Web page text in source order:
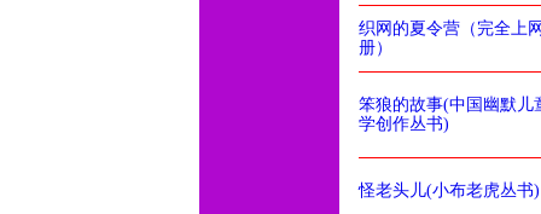
织网的夏令营（完全上
册）
笨狼的故事(中国幽默儿
学创作丛书)
怪老头儿(小布老虎丛书)